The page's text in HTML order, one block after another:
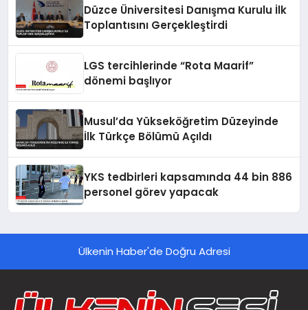
Düzce Üniversitesi Danışma Kurulu İlk
Toplantısını Gerçekleştirdi
LGS tercihlerinde “Rota Maarif”
dönemi başlıyor
Musul’da Yükseköğretim Düzeyinde
İlk Türkçe Bölümü Açıldı
YKS tedbirleri kapsamında 44 bin 886
personel görev yapacak
Ülkenin Haber'de Doğru Adresi